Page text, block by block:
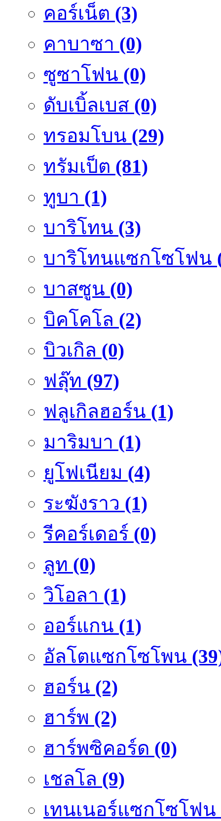
คอร์เน็ต (3)
คาบาซา (0)
ซูซาโฟน (0)
ดับเบิ้ลเบส (0)
ทรอมโบน (29)
ทรัมเป็ต (81)
ทูบา (1)
บาริโทน (3)
บาริโทนแซกโซโฟน
บาสซูน (0)
บิคโคโล (2)
บิวเกิล (0)
ฟลุ๊ท (97)
ฟลูเกิลฮอร์น (1)
มาริมบา (1)
ยูโฟเนียม (4)
ระฆังราว (1)
รีคอร์เดอร์ (0)
ลูท (0)
วิโอลา (1)
ออร์แกน (1)
อัลโตแซกโซโพน
ฮอร์น (2)
ฮาร์พ (2)
ฮาร์พซิคอร์ด (0)
เชลโล (9)
เทนเนอร์แซกโซโฟน